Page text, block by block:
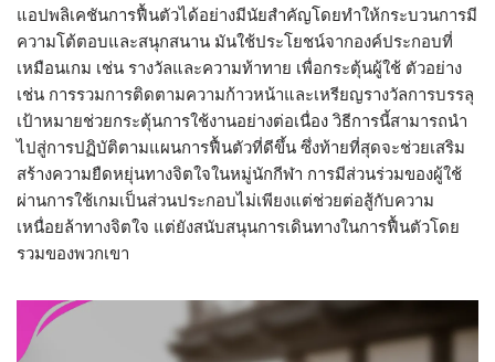
แอปพลิเคชันการฟื้นตัวได้อย่างมีนัยสำคัญโดยทำให้กระบวนการมี
ความโต้ตอบและสนุกสนาน มันใช้ประโยชน์จากองค์ประกอบที่
เหมือนเกม เช่น รางวัลและความท้าทาย เพื่อกระตุ้นผู้ใช้ ตัวอย่าง
เช่น การรวมการติดตามความก้าวหน้าและเหรียญรางวัลการบรรลุ
เป้าหมายช่วยกระตุ้นการใช้งานอย่างต่อเนื่อง วิธีการนี้สามารถนำ
ไปสู่การปฏิบัติตามแผนการฟื้นตัวที่ดีขึ้น ซึ่งท้ายที่สุดจะช่วยเสริม
สร้างความยืดหยุ่นทางจิตใจในหมู่นักกีฬา การมีส่วนร่วมของผู้ใช้
ผ่านการใช้เกมเป็นส่วนประกอบไม่เพียงแต่ช่วยต่อสู้กับความ
เหนื่อยล้าทางจิตใจ แต่ยังสนับสนุนการเดินทางในการฟื้นตัวโดย
รวมของพวกเขา